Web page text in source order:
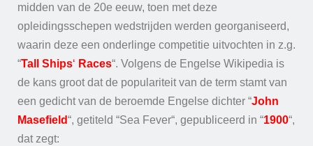
midden van de 20e eeuw, toen met deze
opleidingsschepen wedstrijden werden georganiseerd,
waarin deze een onderlinge competitie uitvochten in z.g.
“Tall Ships‘ Races“. Volgens de Engelse Wikipedia is
de kans groot dat de populariteit van de term stamt van
een gedicht van de beroemde Engelse dichter “John
Masefield“, getiteld “Sea Fever“, gepubliceerd in “1900“,
dat zegt: